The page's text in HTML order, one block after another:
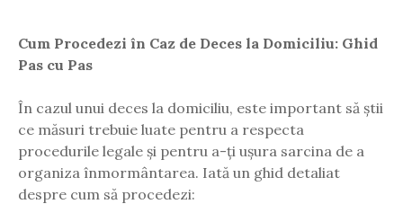
Cum Procedezi în Caz de Deces la Domiciliu: Ghid
Pas cu Pas
În cazul unui deces la domiciliu, este important să știi
ce măsuri trebuie luate pentru a respecta
procedurile legale și pentru a-ți ușura sarcina de a
organiza înmormântarea. Iată un ghid detaliat
despre cum să procedezi: